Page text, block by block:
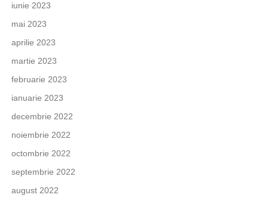
iunie 2023
mai 2023
aprilie 2023
martie 2023
februarie 2023
ianuarie 2023
decembrie 2022
noiembrie 2022
octombrie 2022
septembrie 2022
august 2022